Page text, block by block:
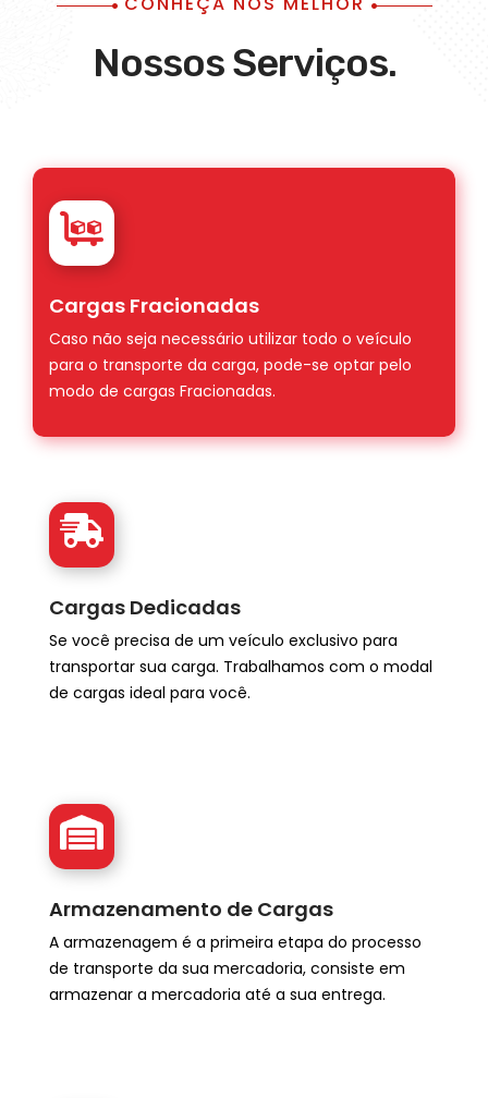
Nossos Serviços.
Cargas Fracionadas
Caso não seja necessário utilizar todo o veículo
para o transporte da carga, pode-se optar pelo
modo de cargas Fracionadas.
Cargas Dedicadas
Se você precisa de um veículo exclusivo para
transportar sua carga. Trabalhamos com o modal
de cargas ideal para você.
Armazenamento de Cargas
A armazenagem é a primeira etapa do processo
de transporte da sua mercadoria, consiste em
armazenar a mercadoria até a sua entrega.